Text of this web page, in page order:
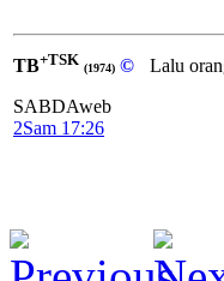
TB+TSK (1974) ©
SABDAweb
2Sam 17:26
Lalu